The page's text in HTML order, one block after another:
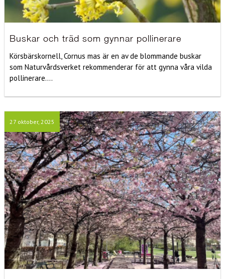
Buskar och träd som gynnar pollinerare
Körsbärskornell, Cornus mas är en av de blommande buskar
som Naturvårdsverket rekommenderar för att gynna våra vilda
pollinerare....
27 oktober, 2025